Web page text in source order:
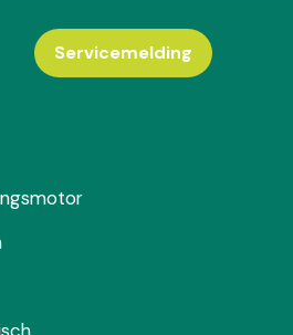
Servicemelding